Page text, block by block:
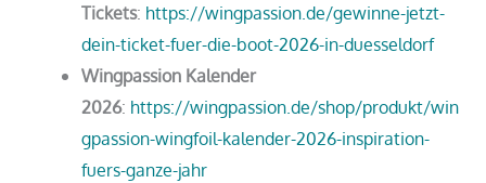
Tickets: https://wingpassion.de/gewinne-jetzt-
dein-ticket-fuer-die-boot-2026-in-duesseldorf
Wingpassion Kalender
2026: https://wingpassion.de/shop/produkt/win
gpassion-wingfoil-kalender-2026-inspiration-
fuers-ganze-jahr